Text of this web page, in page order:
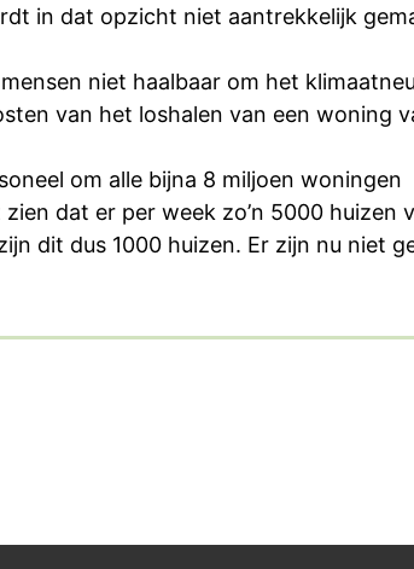
in dat opzicht niet aantrekkelijk
niet haalbaar om het
van het loshalen van een woning
om alle bijna 8 miljoen woningen
dat er per week zo’n 5000 huizen
dit dus 1000 huizen. Er zijn nu niet